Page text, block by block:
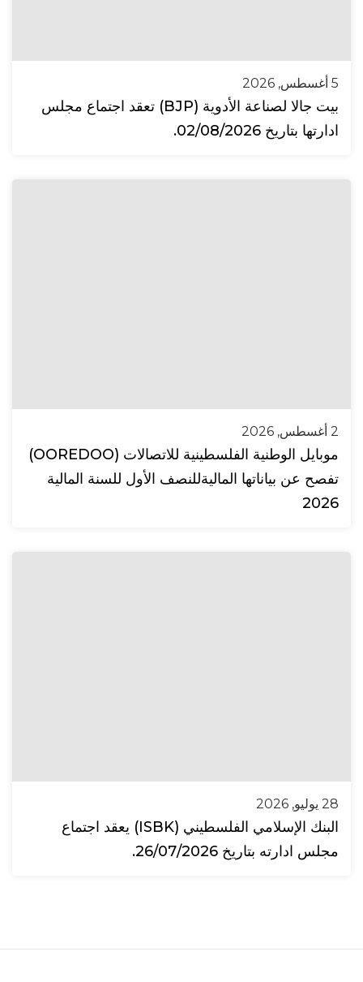
5 أغسطس, 2026
بيت جالا لصناعة الأدوية (BJP) تعقد اجتماع مجلس
ادارتها بتاريخ 02/08/2026.
2 أغسطس, 2026
موبايل الوطنية الفلسطينية للاتصالات (OOREDOO)
تفصح عن بياناتها الماليةللنصف الأول للسنة المالية
2026
28 يوليو, 2026
البنك الإسلامي الفلسطيني (ISBK) يعقد اجتماع
مجلس ادارته بتاريخ 26/07/2026.